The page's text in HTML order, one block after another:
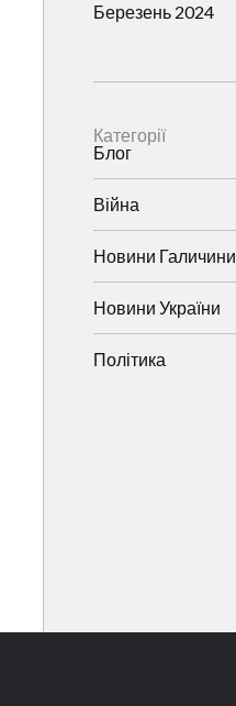
Березень 2024
Категорії
Блог
Війна
Новини Галичини
Новини України
Політика